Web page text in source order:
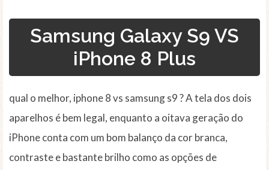
Samsung Galaxy S9 VS
iPhone 8 Plus
qual o melhor, iphone 8 vs samsung s9 ? A tela dos dois
aparelhos é bem legal, enquanto a oitava geração do
iPhone conta com um bom balanço da cor branca,
contraste e bastante brilho como as opções de